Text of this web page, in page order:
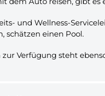
und Wellness-
schätzen einen Pool.
zur Verfügung steht